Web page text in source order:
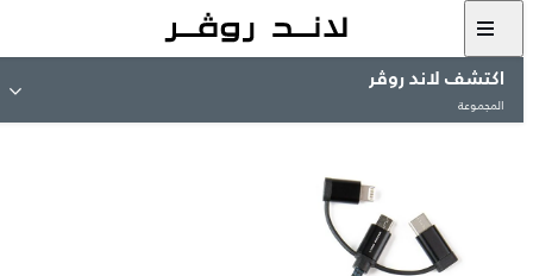
اكتشف لاند روڤر
المجموعة